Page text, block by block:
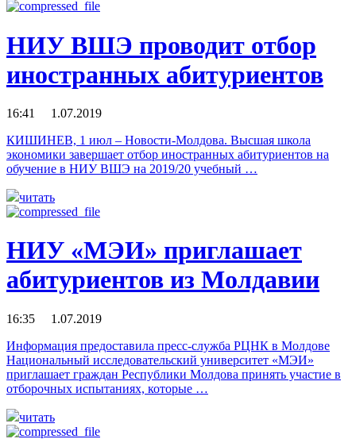
НИУ ВШЭ проводит отбор
иностранных абитуриентов
16:41 1.07.2019
КИШИНЕВ, 1 июл – Новости-Молдова. Высшая школа
экономики завершает отбор иностранных абитуриентов на
обучение в НИУ ВШЭ на 2019/20 учебный …
читать
НИУ «МЭИ» приглашает
абитуриентов из Молдавии
16:35 1.07.2019
Информация предоставила пресс-служба РЦНК в Молдове
Национальный исследовательский университет «МЭИ»
приглашает граждан Республики Молдова принять участие в
отборочных испытаниях, которые …
читать